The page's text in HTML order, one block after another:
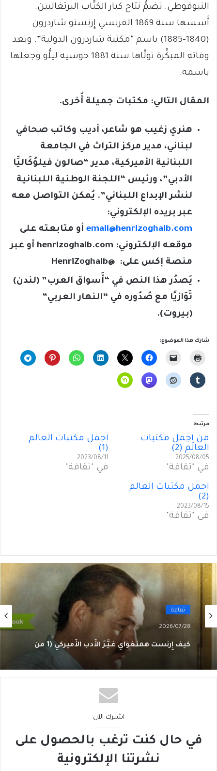
النيوقوطي. تضمُّ نتاج كبار الكتَّاب البرتغاليين.
أَسسها سنة 1869 الفرنسي إِرنستو شاردرون
(1840-1885) باسم “مكتبة شاردرون الدولية”. وبعد
وفاته المبكِّرة تولَّاها سنة 1881 خوسيه ليلُّو وجعلها
باسمه.
المقال التالي: مكتبات جميلة أُخرى.
هنري زغيب هو شاعر، أديب وكاتب صحافي
لبناني، مدير مركز التراث في الجامعة
اللبنانية الأميركية، مدير “صالون فيلوُكَاليَّا
الأدبي”، ورئيس “اللجنة الوطنية اللبنانية
لنشر الإبداع اللبناني”. يُمكن التواصل معه
عبر بريده الإلكتروني:
email@henrizoghaib.com أو متابعته على
موقعه الإلكتروني: henrizoghaib.com أو عبر
منصة إكس على: @HenriZoghaib
يَصدُر هذا النص في “أَسواق العرب” (لندن)
تَوَازيًا مع صُدُوره في “النهار العربي”
(بيروت).
شارك هذا الموضوع:
مرتبط
من أَجمل مكتبات
العالَم (2)
2025/08/05
في "ثقافة"
أَجمل مكتبات العالَم
(1)
2023/08/11
في "ثقافة"
أَجمل مكتبات العالَم
(2)
2023/08/15
في "ثقافة"
ثقافة
2026/07/28
3)
اشترك الآن
في حال كنت ترغب بالحصول على
نشرتنا الإلكترونية